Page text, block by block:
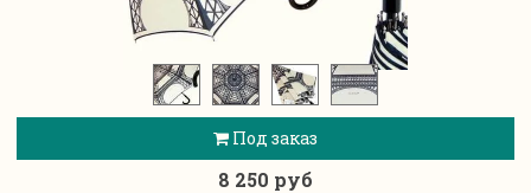
Под заказ
8 250 руб